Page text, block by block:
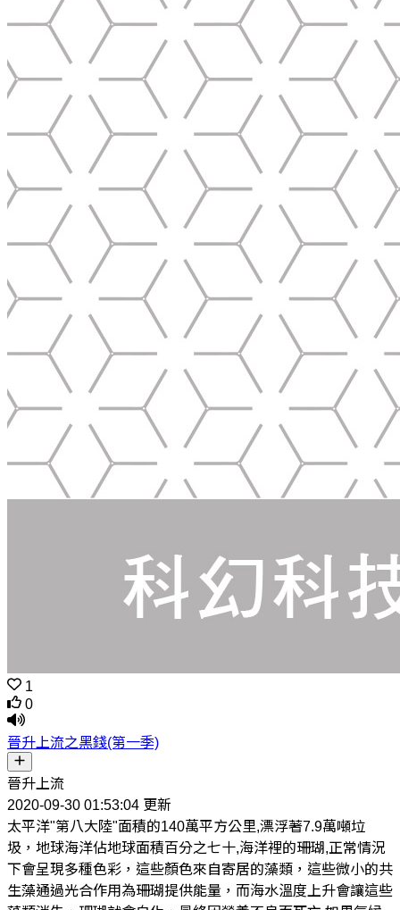
1
0
晉升上流之黑錢(第一季)
晉升上流
2020-09-30 01:53:04 更新
太平洋"第八大陸"面積的140萬平方公里,漂浮著7.9萬噸垃
圾，地球海洋佔地球面積百分之七十,海洋裡的珊瑚,正常情況
下會呈現多種色彩，這些顏色來自寄居的藻類，這些微小的共
生藻通過光合作用為珊瑚提供能量，而海水溫度上升會讓這些